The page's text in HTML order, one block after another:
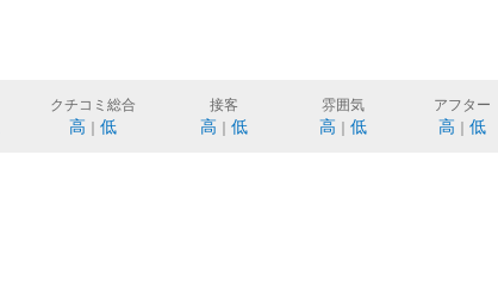
クチコミ総合
高 低
接客
高 低
雰囲気
高 低
アフター
高 低